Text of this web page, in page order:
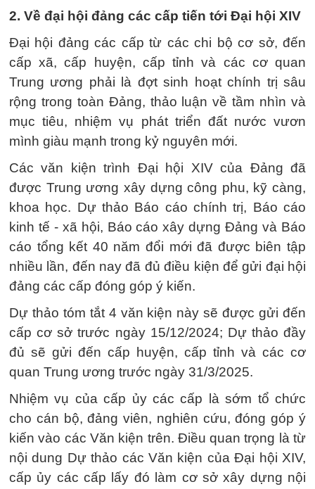
2. Về đại hội đảng các cấp tiến tới Đại hội XIV
Đại hội đảng các cấp từ các chi bộ cơ sở, đến
cấp xã, cấp huyện, cấp tỉnh và các cơ quan
Trung ương phải là đợt sinh hoạt chính trị sâu
rộng trong toàn Đảng, thảo luận về tầm nhìn và
mục tiêu, nhiệm vụ phát triển đất nước vươn
mình giàu mạnh trong kỷ nguyên mới.
Các văn kiện trình Đại hội XIV của Đảng đã
được Trung ương xây dựng công phu, kỹ càng,
khoa học. Dự thảo Báo cáo chính trị, Báo cáo
kinh tế - xã hội, Báo cáo xây dựng Đảng và Báo
cáo tổng kết 40 năm đổi mới đã được biên tập
nhiều lần, đến nay đã đủ điều kiện để gửi đại hội
đảng các cấp đóng góp ý kiến.
Dự thảo tóm tắt 4 văn kiện này sẽ được gửi đến
cấp cơ sở trước ngày 15/12/2024; Dự thảo đầy
đủ sẽ gửi đến cấp huyện, cấp tỉnh và các cơ
quan Trung ương trước ngày 31/3/2025.
Nhiệm vụ của cấp ủy các cấp là sớm tổ chức
cho cán bộ, đảng viên, nghiên cứu, đóng góp ý
kiến vào các Văn kiện trên. Điều quan trọng là từ
nội dung Dự thảo các Văn kiện của Đại hội XIV,
cấp ủy các cấp lấy đó làm cơ sở xây dựng nội